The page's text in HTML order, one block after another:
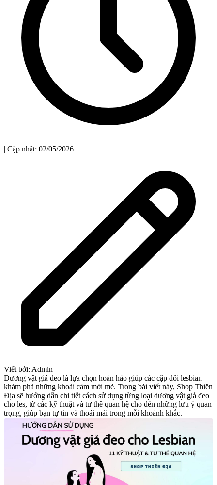
| Cập nhật: 02/05/2026
Viết bởi: Admin
Dương vật giả đeo là lựa chọn hoàn hảo giúp các cặp đôi lesbian
khám phá những khoái cảm mới mẻ. Trong bài viết này, Shop Thiên
Địa sẽ hướng dẫn chi tiết cách sử dụng từng loại dương vật giả đeo
cho les, từ các kỹ thuật và tư thế quan hệ cho đến những lưu ý quan
trọng, giúp bạn tự tin và thoải mái trong mỗi khoảnh khắc.